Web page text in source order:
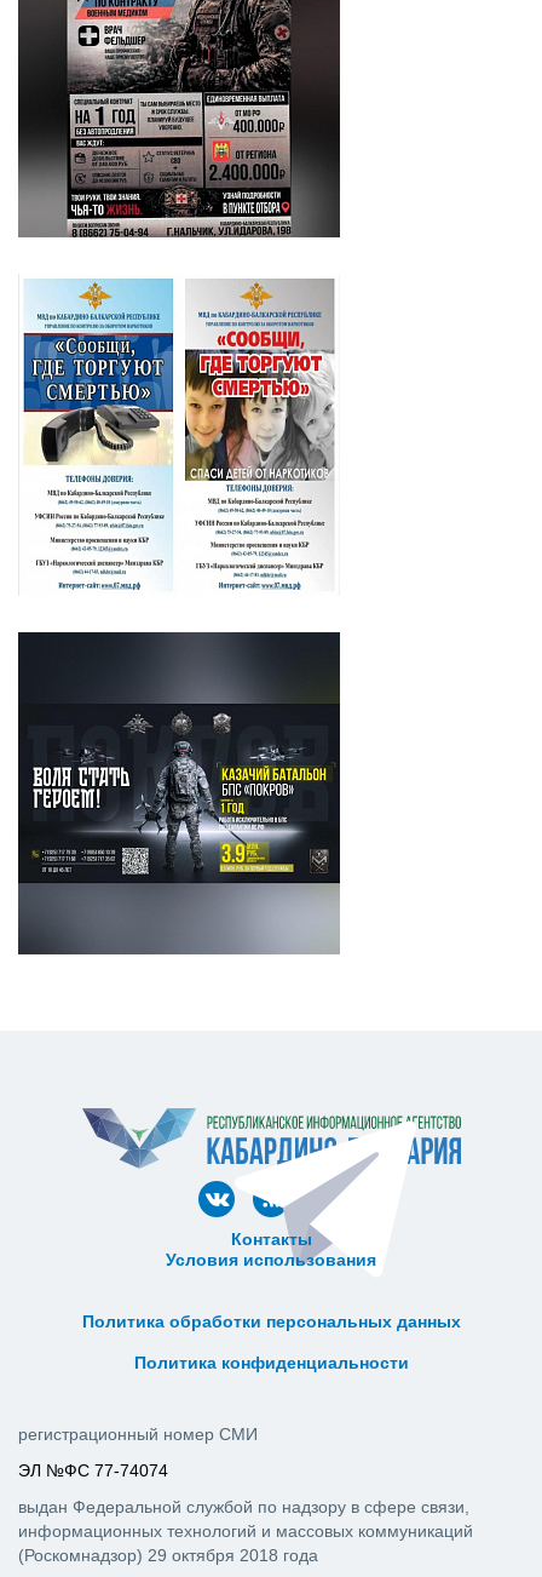
Контакты
Условия использования
Политика обработки персональных данных
Политика конфиденциальности
регистрационный номер СМИ
ЭЛ №ФС 77-74074
выдан Федеральной службой по надзору в сфере связи,
информационных технологий и массовых коммуникаций
(Роскомнадзор) 29 октября 2018 года